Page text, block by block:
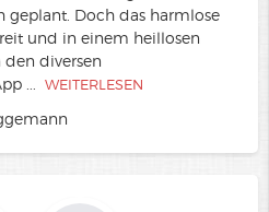
geplant. Doch das harmlose
und in einem heillosen
den diversen
WEITERLESEN